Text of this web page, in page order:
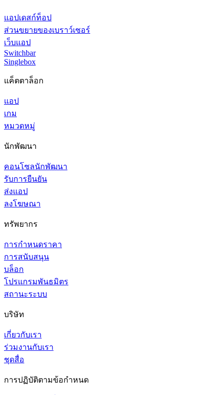
แอปเดสก์ท็อป
ส่วนขยายของเบราว์เซอร์
เว็บแอป
Switchbar
Singlebox
แค็ตตาล็อก
แอป
เกม
หมวดหมู่
นักพัฒนา
คอนโซลนักพัฒนา
รับการยืนยัน
ส่งแอป
ลงโฆษณา
ทรัพยากร
การกำหนดราคา
การสนับสนุน
บล็อก
โปรแกรมพันธมิตร
สถานะระบบ
บริษัท
เกี่ยวกับเรา
ร่วมงานกับเรา
ชุดสื่อ
การปฏิบัติตามข้อกำหนด